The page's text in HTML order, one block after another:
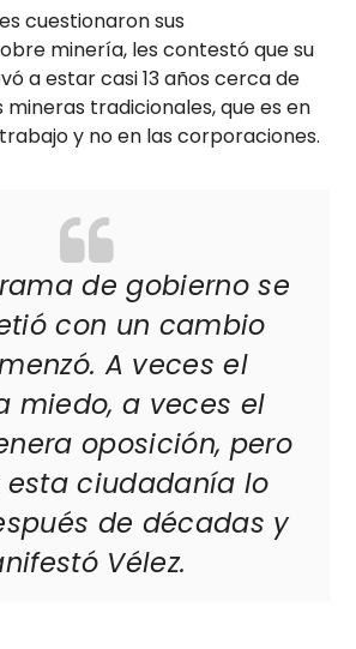
cuestionaron sus
minería, les contestó que su
a estar casi 13 años cerca de
mineras tradicionales, que es en
y no en las corporaciones.
de gobierno se
con un cambio
A veces el
miedo, a veces el
oposición, pero
ciudadanía lo
de décadas y
Vélez.